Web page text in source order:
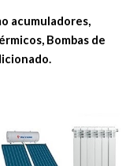
acumuladores,
Bombas de